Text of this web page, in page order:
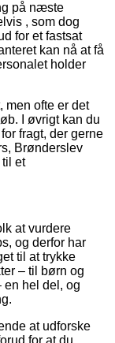
på næste
, som dog
for et fastsat
kan nå at få
holder
men ofte er det
I øvrigt kan du
fragt, der gerne
Brønderslev
et
at vurdere
og derfor har
til at trykke
– til børn og
en hel del, og
at udforske